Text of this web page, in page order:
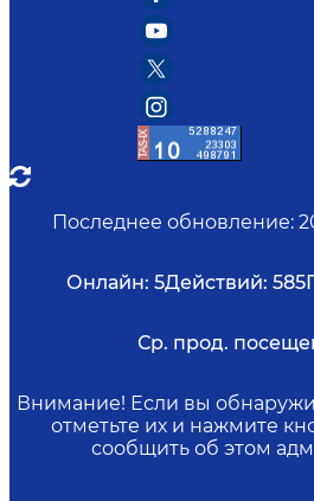
Последнее обновление:
Онлайн: 5Действий: 585
Ср. прод.
Внимание! Если вы
отметьте их и нажмите
сообщить об этом